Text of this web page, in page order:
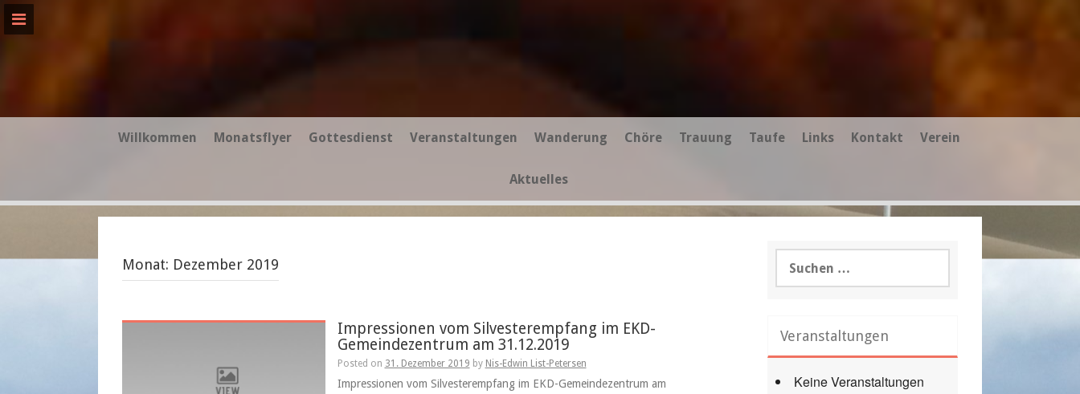
Skip
Willkommen Monatsflyer Gottesdienst Veranstaltungen Wanderung Chöre Trauung Taufe Links Kontakt Verein
Aktuelles
Monat: Dezember 2019
Impressionen vom Silvesterempfang im EKD-
Gemeindezentrum am 31.12.2019
Posted on 31. Dezember 2019 by Nis-Edwin List-Petersen
Impressionen vom Silvesterempfang im EKD-Gemeindezentrum am
nach:
Veranstaltungen
Keine Veranstaltungen